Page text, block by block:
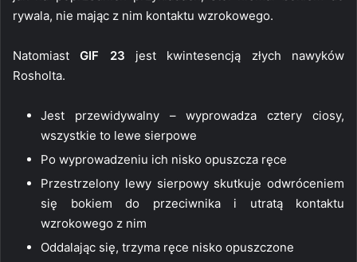
rywala, nie mając z nim kontaktu wzrokowego.
NatomiastGIF 23 jest kwintesencją złych nawyków
Rosholta.
Jest przewidywalny – wyprowadza cztery ciosy,
wszystkie to lewe sierpowe
Po wyprowadzeniu ich nisko opuszcza ręce
Przestrzelony lewy sierpowy skutkuje odwróceniem
się bokiem do przeciwnika i utratą kontaktu
wzrokowego z nim
Oddalając się, trzyma ręce nisko opuszczone